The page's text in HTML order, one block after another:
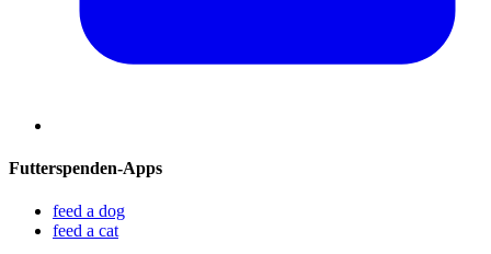
Futterspenden-Apps
feed a dog
feed a cat